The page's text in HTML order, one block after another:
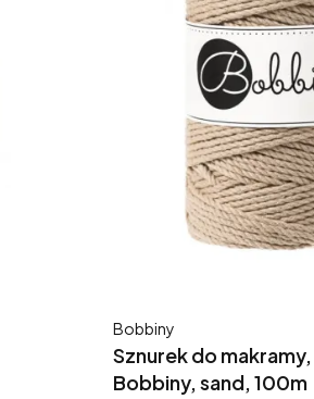
Sznurek do
Bobbiny, sand, 100m
Producent
Bobbiny